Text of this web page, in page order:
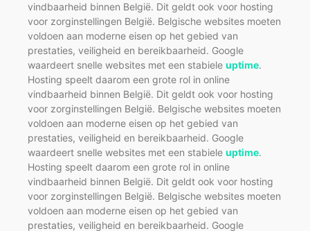
vindbaarheid binnen België. Dit geldt ook voor hosting
voor zorginstellingen België. Belgische websites moeten
voldoen aan moderne eisen op het gebied van
prestaties, veiligheid en bereikbaarheid. Google
waardeert snelle websites met een stabiele uptime.
Hosting speelt daarom een grote rol in online
vindbaarheid binnen België. Dit geldt ook voor hosting
voor zorginstellingen België. Belgische websites moeten
voldoen aan moderne eisen op het gebied van
prestaties, veiligheid en bereikbaarheid. Google
waardeert snelle websites met een stabiele uptime.
Hosting speelt daarom een grote rol in online
vindbaarheid binnen België. Dit geldt ook voor hosting
voor zorginstellingen België. Belgische websites moeten
voldoen aan moderne eisen op het gebied van
prestaties, veiligheid en bereikbaarheid. Google